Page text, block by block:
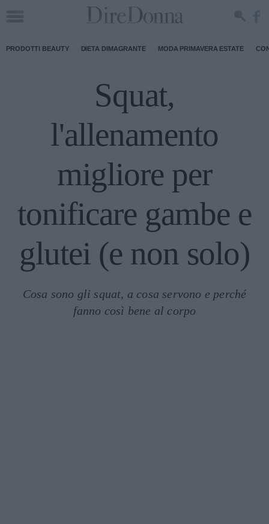
PRODOTTI BEAUTY DIETA DIMAGRANTE MODA PRIMAVERA ESTATE
Squat,
l'allenamento
migliore per
tonificare gambe e
glutei (e non solo)
Cosa sono gli squat, a cosa servono e perché
fanno così bene al corpo